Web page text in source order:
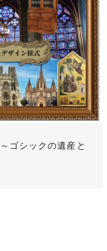
ゴシックの遺産と